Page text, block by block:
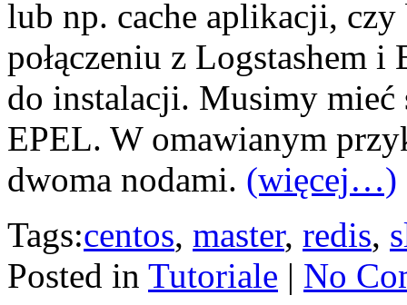
lub np. cache aplikacji,
połączeniu z Logstashem i
do instalacji. Musimy
EPEL. W omawianym
dwoma nodami. (więcej…)
Tags:centos, master, redis,
Posted in Tutoriale | No